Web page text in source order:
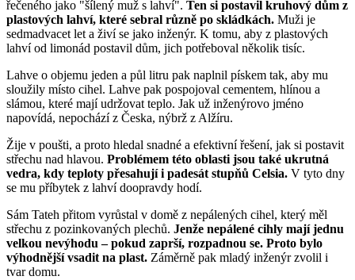
řečeného jako "šílený muž s lahví". Ten si postavil kruhový dům z
plastových lahví, které sebral různě po skládkách. Muži je
sedmadvacet let a živí se jako inženýr. K tomu, aby z plastových
lahví od limonád postavil dům, jich potřeboval několik tisíc.
Lahve o objemu jeden a půl litru pak naplnil pískem tak, aby mu
sloužily místo cihel. Lahve pak pospojoval cementem, hlínou a
slámou, které mají udržovat teplo. Jak už inženýrovo jméno
napovídá, nepochází z Česka, nýbrž z Alžíru.
Žije v poušti, a proto hledal snadné a efektivní řešení, jak si postavit
střechu nad hlavou. Problémem této oblasti jsou také ukrutná
vedra, kdy teploty přesahují i padesát stupňů Celsia. V tyto dny
se mu příbytek z lahví doopravdy hodí.
Sám Tateh přitom vyrůstal v domě z nepálených cihel, který měl
střechu z pozinkovaných plechů. Jenže nepálené cihly mají jednu
velkou nevýhodu – pokud zaprší, rozpadnou se. Proto bylo
výhodnější vsadit na plast. Záměrně pak mladý inženýr zvolil i
tvar domu.